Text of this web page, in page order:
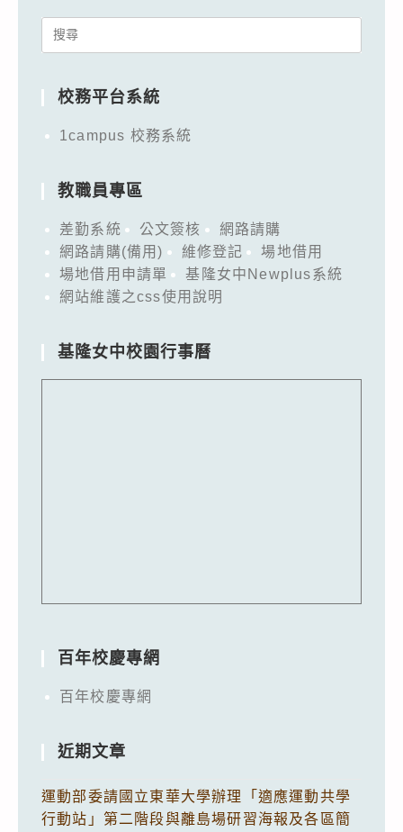
Search
校務平台系統
1campus 校務系統
教職員專區
差勤系統 公文簽核
網路請購
網路請購(備用)
維修登記
場地借用
場地借用申請單
基隆女中Newplus系統
網站維護之css使用說明
基隆女中校園行事曆
百年校慶專網
百年校慶專網
近期文章
運動部委請國立東華大學辦理「適應運動共學
行動站」第二階段與離島場研習海報及各區簡